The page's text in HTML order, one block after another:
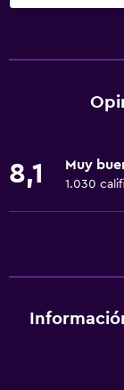
Wifi gratis
Ventilador
Adaptador
8,1 Muy
1.030